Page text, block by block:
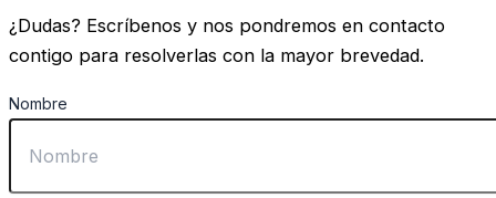
¿Dudas? Escríbenos y nos pondremos en contacto
contigo para resolverlas con la mayor brevedad.
Nombre